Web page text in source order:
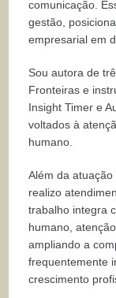
comunicação.
gestão,
empresarial em
Sou autora de
Fronteiras e
Insight Timer e
voltados à
humano.
Além da
realizo
trabalho integra
humano,
ampliando a
frequentemente
crescimento